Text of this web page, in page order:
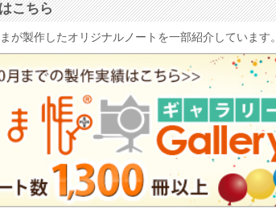
こちら
が製作したオリジナルノートを一部紹介しています。